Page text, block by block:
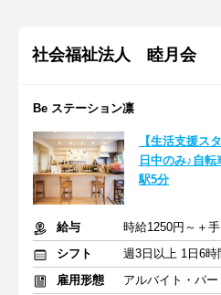
社会福祉法人 睦月会
Be ステーション凛
【生活支援ス
日中のみ♪自
駅5分
給与
時給1250円～＋
シフト
週3日以上 1日6時
雇用形態
アルバイト・パー